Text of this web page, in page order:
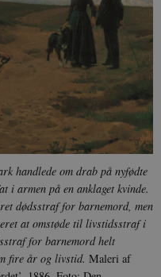
handlede om drab på nyfødte
i armen på en anklaget kvinde.
dødsstraf for barnemord, men
at omstøde til livstidsstraf i
for barnemord helt
fire år og livstid. Maleri af